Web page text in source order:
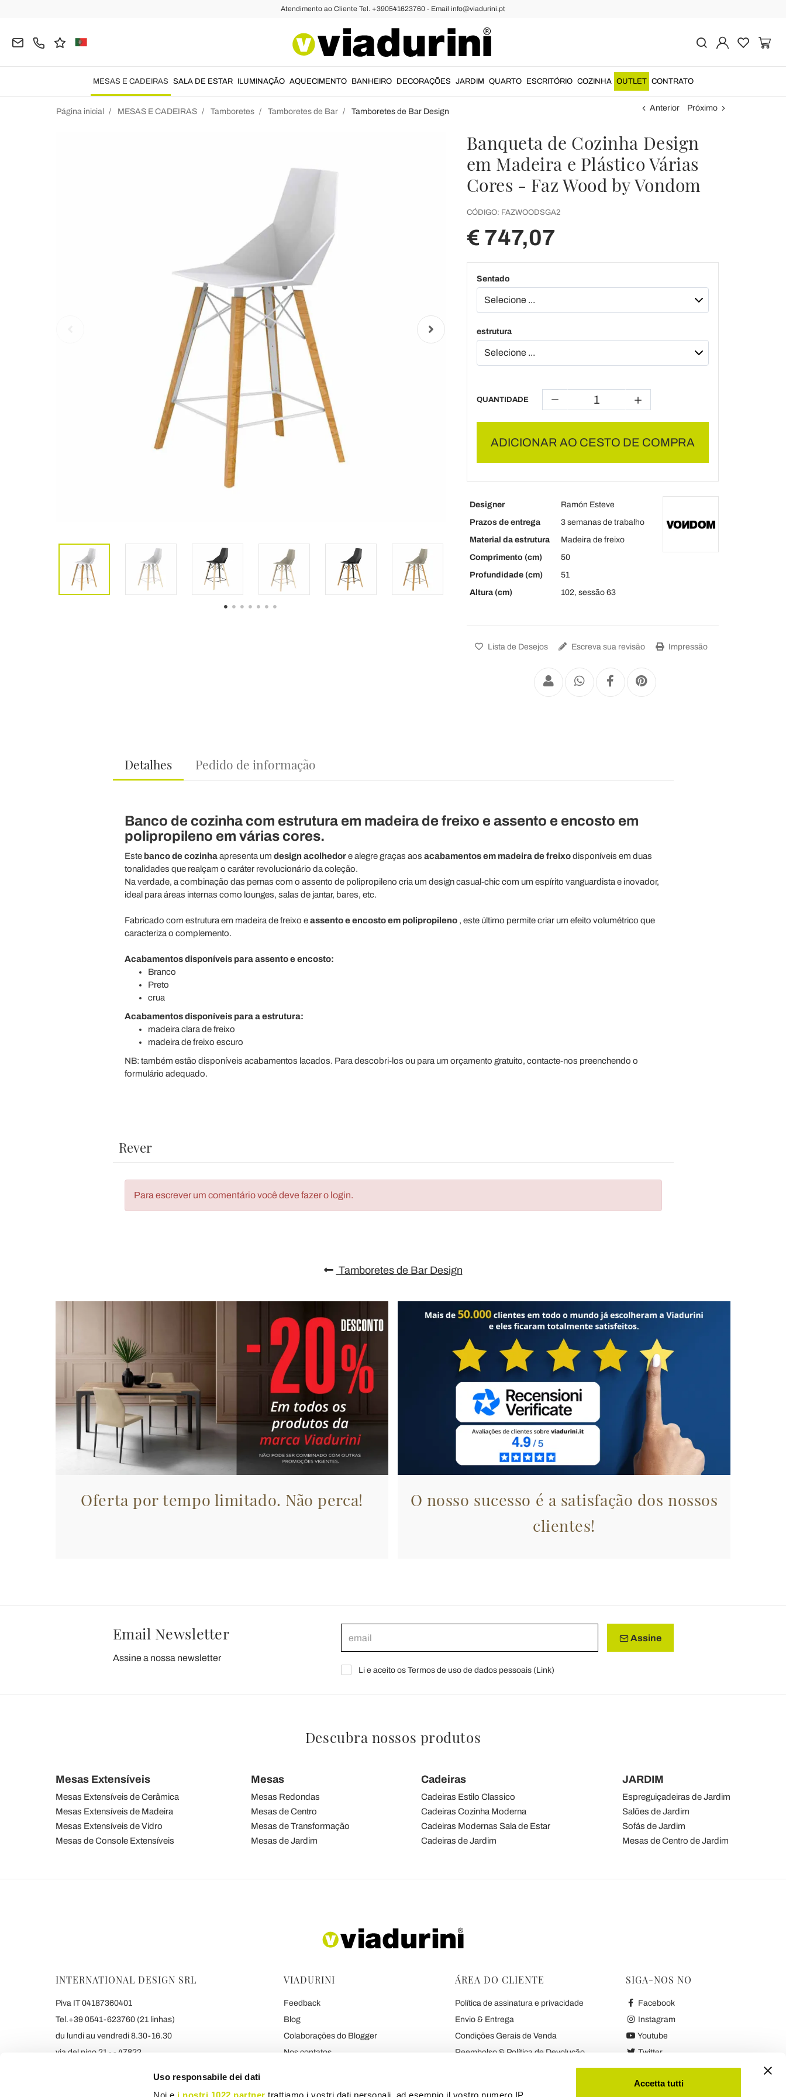
Uso responsabile dei dati
Accetta tutti
Atendimento ao Cliente Tel. +390541623760 - Email info@viadurini.pt
MESAS E CADEIRAS SALA DE ESTAR ILUMINAÇÃO AQUECIMENTO BANHEIRO DECORAÇÕES JARDIM QUARTO ESCRITÓRIO COZINHA OUTLET CONTRATO
Página inicial MESAS E CADEIRAS Tamboretes Tamboretes de Bar Tamboretes de Bar Design Anterior Próximo
Banqueta de Cozinha Design
em Madeira e Plástico Várias
Cores - Faz Wood by Vondom
CÓDIGO: FAZWOODSGA2
€ 747,07
Sentado
estrutura
QUANTIDADE
ADICIONAR AO CESTO DE COMPRA
Designer
Ramón Esteve
Prazos de entrega
3 semanas de trabalho
Material da estrutura
Madeira de freixo
Comprimento (cm)
50
Profundidade (cm)
51
Altura (cm)
102, sessão 63
Lista de Desejos Escreva sua revisão Impressão
Detalhes Pedido de informação
Banco de cozinha com estrutura em madeira de freixo e assento e encosto em
polipropileno em várias cores.
Este banco de cozinhaapresenta um design acolhedore alegre graças aos acabamentos em madeira de freixodisponíveis em duas
tonalidades que realçam o caráter revolucionário da coleção.
Na verdade, a combinação das pernas com o assento de polipropileno cria um design casual-chic com um espírito vanguardista e inovador,
ideal para áreas internas como lounges, salas de jantar, bares, etc.
Fabricado com estrutura em madeira de freixo eassento e encosto em polipropileno, este último permite criar um efeito volumétrico que
caracteriza o complemento.
Acabamentos disponíveis para assento e encosto:
Branco
Preto
crua
Acabamentos disponíveis para a estrutura:
madeira clara de freixo
madeira de freixo escuro
NB: também estão disponíveis acabamentos lacados. Para descobri-los ou para um orçamento gratuito, contacte-nos preenchendo o
formulário adequado.
Rever
Para escrever um comentário você deve fazer o login.
Tamboretes de Bar Design
Oferta por tempo limitado. Não perca!
O nosso sucesso é a satisfação dos nossos
clientes!
Email Newsletter
Assine a nossa newsletter
Assine
Li e aceito os Termos de uso de dados pessoais (Link)
Descubra nossos produtos
Mesas Extensíveis
Mesas Extensíveis de Cerâmica
Mesas Extensíveis de Madeira
Mesas Extensíveis de Vidro
Mesas de Console Extensíveis
Mesas
Mesas Redondas
Mesas de Centro
Mesas de Transformação
Mesas de Jardim
Cadeiras
Cadeiras Estilo Classico
Cadeiras Cozinha Moderna
Cadeiras Modernas Sala de Estar
Cadeiras de Jardim
JARDIM
Espreguiçadeiras de Jardim
Salões de Jardim
Sofás de Jardim
Mesas de Centro de Jardim
INTERNATIONAL DESIGN SRL
Piva IT 04187360401
Tel.+39 0541-623760 (21 linhas)
du lundi au vendredi 8.30-16.30
via del pino 21 - - 47822
VIADURINI
Feedback
Blog
Colaborações do Blogger
Nos contatos
ÁREA DO CLIENTE
Política de assinatura e privacidade
Envio & Entrega
Condições Gerais de Venda
Reembolso & Política de Devolução
SIGA-NOS NO
Facebook
Instagram
Youtube
Twitter